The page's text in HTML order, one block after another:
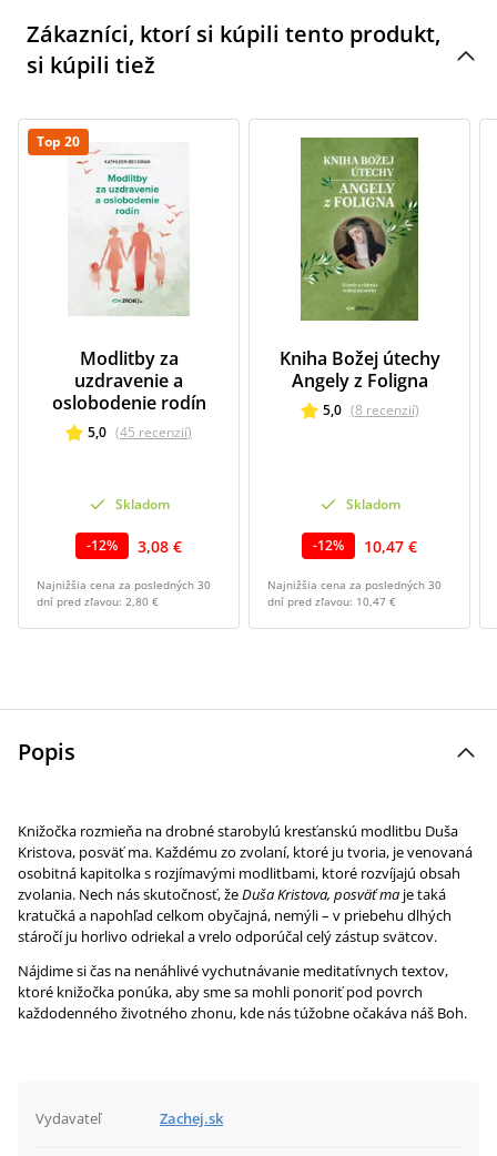
Zákazníci, ktorí si kúpili tento produkt,
si kúpili tiež
Top 20
Modlitby za
uzdravenie a
oslobodenie rodín
5,0 (45 recenzií)
Skladom
-12% 3,08 €
Najnižšia cena za posledných 30
dní pred zľavou: 2,80 €
Kniha Božej útechy
Angely z Foligna
5,0 (8 recenzií)
Skladom
-12% 10,47 €
Najnižšia cena za posledných 30
dní pred zľavou: 10,47 €
Popis
Knižočka rozmieňa na drobné starobylú kresťanskú modlitbu Duša
Kristova, posväť ma. Každému zo zvolaní, ktoré ju tvoria, je venovaná
osobitná kapitolka s rozjímavými modlitbami, ktoré rozvíjajú obsah
zvolania. Nech nás skutočnosť, žeDuša Kristova, posväť ma je taká
kratučká a napohľad celkom obyčajná, nemýli – v priebehu dlhých
stáročí ju horlivo odriekal a vrelo odporúčal celý zástup svätcov.
Nájdime si čas na nenáhlivé vychutnávanie meditatívnych textov,
ktoré knižočka ponúka, aby sme sa mohli ponoriť pod povrch
každodenného životného zhonu, kde nás túžobne očakáva náš Boh.
Vydavateľ Zachej.sk